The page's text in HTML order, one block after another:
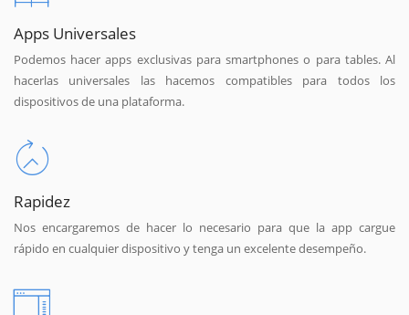
Apps Universales
Podemos hacer apps exclusivas para smartphones o para tables. Al
hacerlas universales las hacemos compatibles para todos los
dispositivos de una plataforma.
Rapidez
Nos encargaremos de hacer lo necesario para que la app cargue
rápido en cualquier dispositivo y tenga un excelente desempeño.